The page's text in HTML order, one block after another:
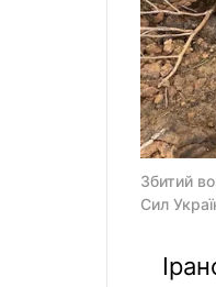
Збитий
Сил